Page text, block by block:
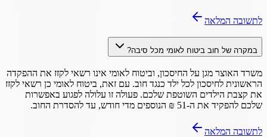
לתשובה המלאה
במקרה של חוב ביטוח לאומי מכל סיבה?
משרד האוצר מגן על החיסכון, וביטוח לאומי אינו רשאי לקזז את ההפקדה
הראשונית לחיסכון לכל ילד כנגד חוב. עם זאת, ביטוח לאומי כן רשאי לקזז
את קצבת הילדים השוטפת שלכם. פעולה זו עלולה לפגוע באפשרות
שלכם להפקיד את ה-51 ₪ הנוספים מדי חודש, עד להסדרת החוב.
לתשובה המלאה